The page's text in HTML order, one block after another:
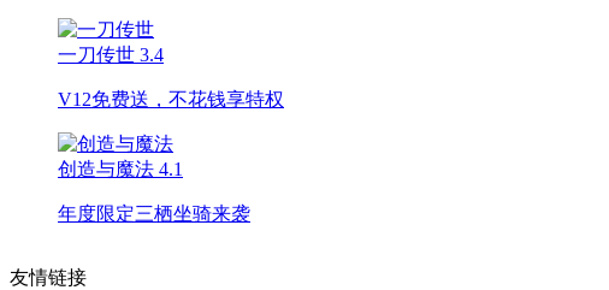
一刀传世 3.4
V12免费送，不花钱享特权
创造与魔法 4.1
年度限定三栖坐骑来袭
友情链接